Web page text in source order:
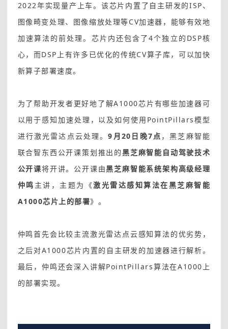
2022年实现量产上车。该芯片内置了自主研发的ISP、
图像畸变处理、图像缩放处理等CV加速器，能够有效地
加速算法的前处理。芯片内还包含了4个独立的DSP核
心，而DSP上有许多已优化的传统CV算子库，可以加快
新算子部署速度。
为了帮助开发者更好地了解A1000芯片有哪些加速器可
以用于感知加速处理，以及如何使用PointPillars模型
进行激光雷达点云处理。9月20日晚7点 ，黑芝麻智能
联合智东西公开课策划推出的黑芝麻智能自动驾驶技术
公开课将开讲。公开课由黑芝麻智能系统架构高级经理
仲鸣 主讲，主题为《激光雷达感知算法在黑芝麻智能
A1000芯片上的部署》。
仲鸣首先会比较主流激光雷达点云感知算法的优劣势，
之后对A1000芯片内置的自主研发的加速器进行解析。
最后，仲鸣还会深入讲解PointPillars算法在A1000上
的部署实现。